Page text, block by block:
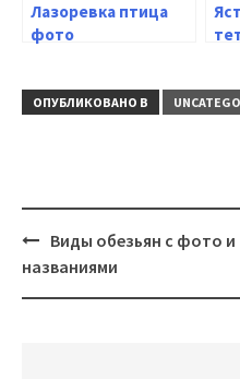
Лазоревка птица
фото
ОПУБЛИКОВАНО В
Навигация
Виды обезьян с фото и
названиями